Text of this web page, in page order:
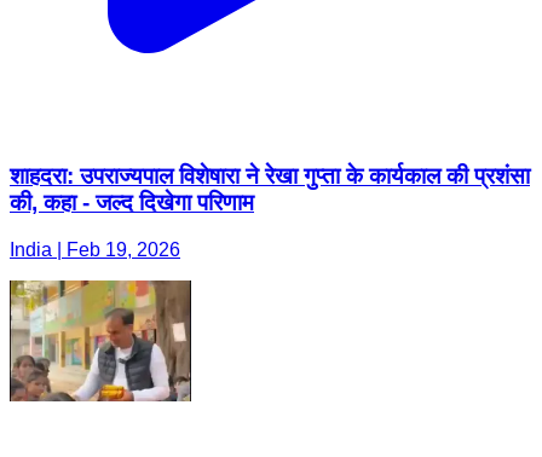
शाहदरा: उपराज्यपाल विशेषारा ने रेखा गुप्ता के कार्यकाल की प्रशंसा
की, कहा - जल्द दिखेगा परिणाम
India | Feb 19, 2026